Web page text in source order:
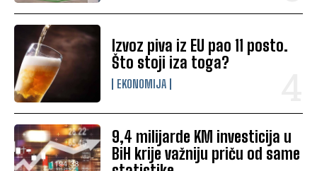
Izvoz piva iz EU pao 11 posto.
Što stoji iza toga?
EKONOMIJA
9,4 milijarde KM investicija u
BiH krije važniju priču od same